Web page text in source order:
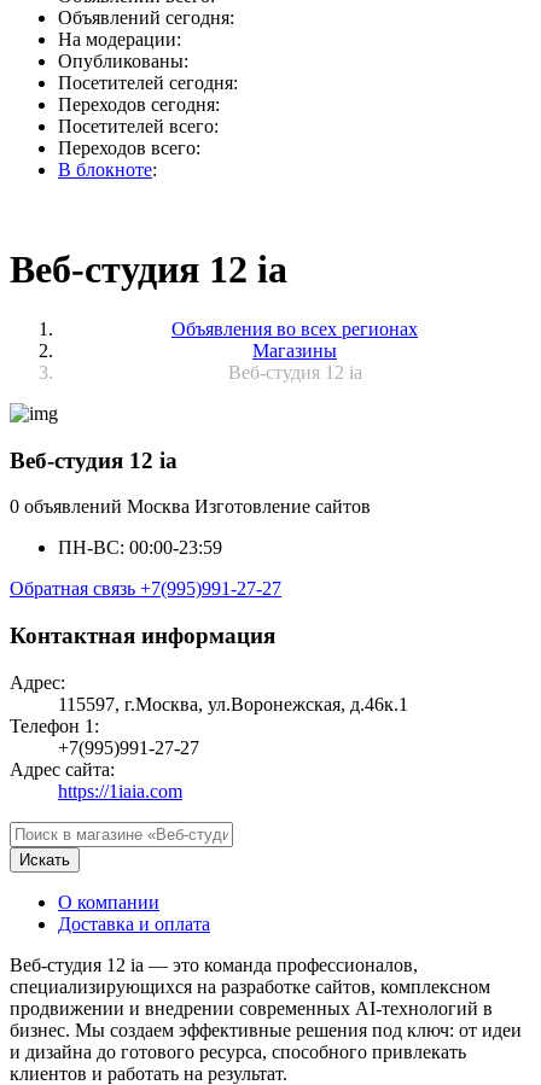
Объявлений сегодня:
На модерации:
Опубликованы:
Посетителей сегодня:
Переходов сегодня:
Посетителей всего:
Переходов всего:
В блокноте:
Веб-студия 12 ia
Объявления во всех регионах
Магазины
Веб-студия 12 ia
Веб-студия 12 ia
0 объявлений Москва Изготовление сайтов
ПН-ВС: 00:00-23:59
Обратная связь +7(995)991-27-27
Контактная информация
Адрес:
115597, г.Москва, ул.Воронежская, д.46к.1
Телефон 1:
+7(995)991-27-27
Адрес сайта:
https://1iaia.com
Искать
О компании
Доставка и оплата
Веб-студия 12 ia — это команда профессионалов,
специализирующихся на разработке сайтов, комплексном
продвижении и внедрении современных AI-технологий в
бизнес. Мы создаем эффективные решения под ключ: от идеи
и дизайна до готового ресурса, способного привлекать
клиентов и работать на результат.